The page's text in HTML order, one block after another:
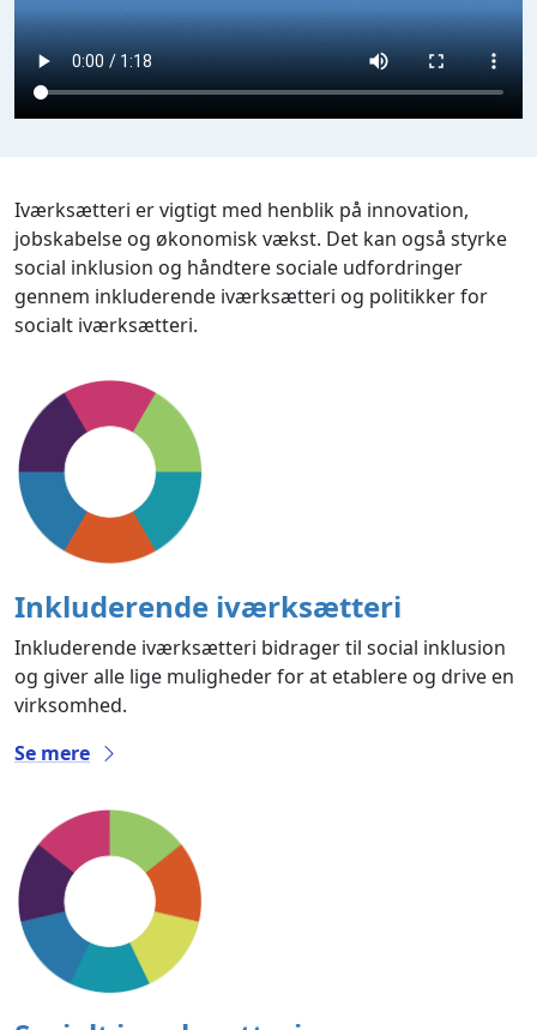
Iværksætteri er vigtigt med henblik på innovation,
jobskabelse og økonomisk vækst. Det kan også styrke
social inklusion og håndtere sociale udfordringer
gennem inkluderende iværksætteri og politikker for
socialt iværksætteri.
Inkluderende iværksætteri
Inkluderende iværksætteri bidrager til social inklusion
og giver alle lige muligheder for at etablere og drive en
virksomhed.
Se mere